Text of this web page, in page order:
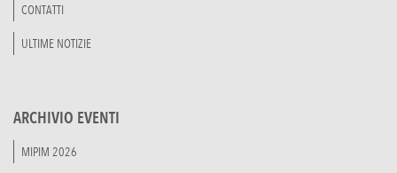
CONTATTI
ULTIME NOTIZIE
ARCHIVIO EVENTI
MIPIM 2026